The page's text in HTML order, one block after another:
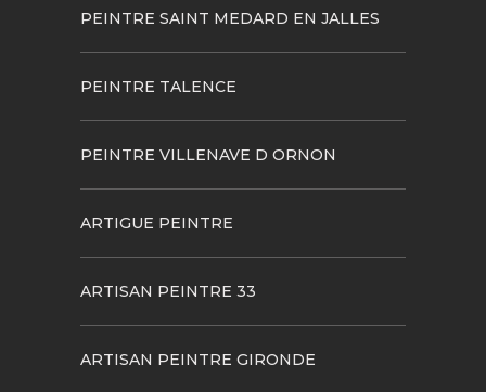
PEINTRE SAINT MEDARD EN JALLES
PEINTRE TALENCE
PEINTRE VILLENAVE D ORNON
ARTIGUE PEINTRE
ARTISAN PEINTRE 33
ARTISAN PEINTRE GIRONDE